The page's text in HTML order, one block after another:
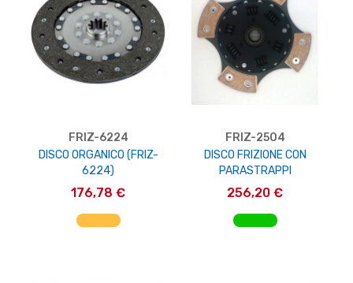
FRIZ-6224
DISCO ORGANICO (FRIZ-
6224)
176,78 €
AGGIUNGI AL CARRELLO
FRIZ-2504
DISCO FRIZIONE CON
PARASTRAPPI
256,20 €
AGGIUNGI AL CARRELLO